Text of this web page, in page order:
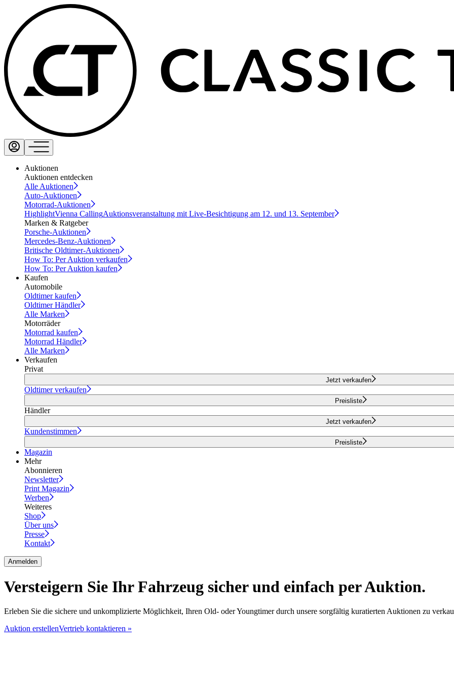
Auktionen
Auktionen entdecken
Alle Auktionen
Auto-Auktionen
Motorrad-Auktionen
HighlightVienna CallingAuktionsveranstaltung mit Live-Besichtigung am 12. und 13. September
Marken & Ratgeber
Porsche-Auktionen
Mercedes-Benz-Auktionen
Britische Oldtimer-Auktionen
How To: Per Auktion verkaufen
How To: Per Auktion kaufen
Kaufen
Automobile
Oldtimer kaufen
Oldtimer Händler
Alle Marken
Motorräder
Motorrad kaufen
Motorrad Händler
Alle Marken
Verkaufen
Privat
Jetzt verkaufen
Oldtimer verkaufen
Preisliste
Händler
Jetzt verkaufen
Kundenstimmen
Preisliste
Magazin
Mehr
Abonnieren
Newsletter
Print Magazin
Werben
Weiteres
Shop
Über uns
Presse
Kontakt
Anmelden
Versteigern Sie Ihr Fahrzeug sicher und einfach per Auktion.
Erleben Sie die sichere und unkomplizierte Möglichkeit, Ihren Old- oder Youngtimer durch unsere sorgfältig kuratierten Auktionen zu
Auktion erstellenVertrieb kontaktieren »